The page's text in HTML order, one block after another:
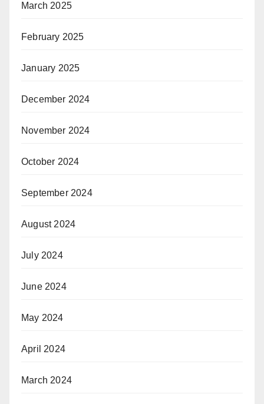
March 2025
February 2025
January 2025
December 2024
November 2024
October 2024
September 2024
August 2024
July 2024
June 2024
May 2024
April 2024
March 2024